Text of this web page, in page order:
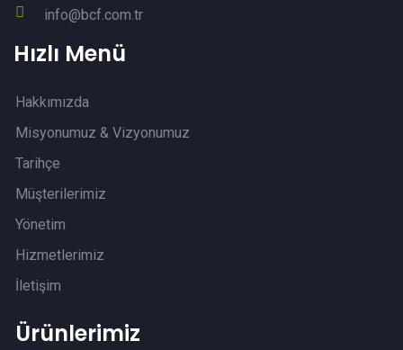
info@bcf.com.tr
Hızlı Menü
Hakkımızda
Misyonumuz & Vizyonumuz
Tarihçe
Müşterilerimiz
Yönetim
Hizmetlerimiz
İletişim
Ürünlerimiz